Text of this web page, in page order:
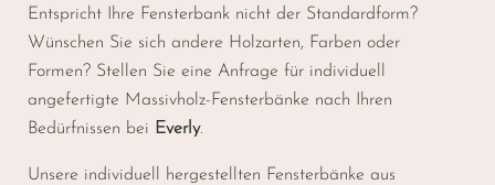
Entspricht Ihre Fensterbank nicht der Standardform?
Wünschen Sie sich andere Holzarten, Farben oder
Formen? Stellen Sie eine Anfrage für individuell
angefertigte Massivholz-Fensterbänke nach Ihren
Bedürfnissen bei Everly.
Unsere individuell hergestellten Fensterbänke aus